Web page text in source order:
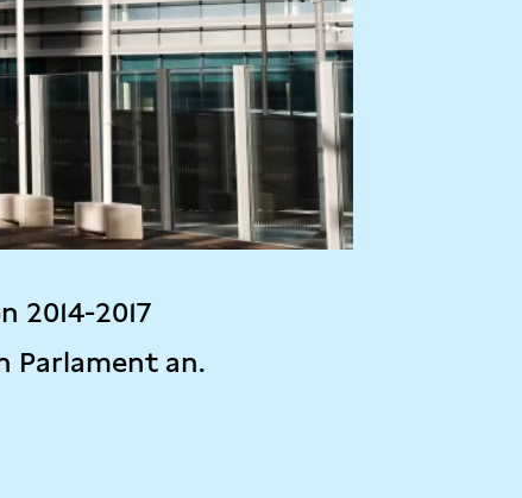
2014-2017
Parlament an.